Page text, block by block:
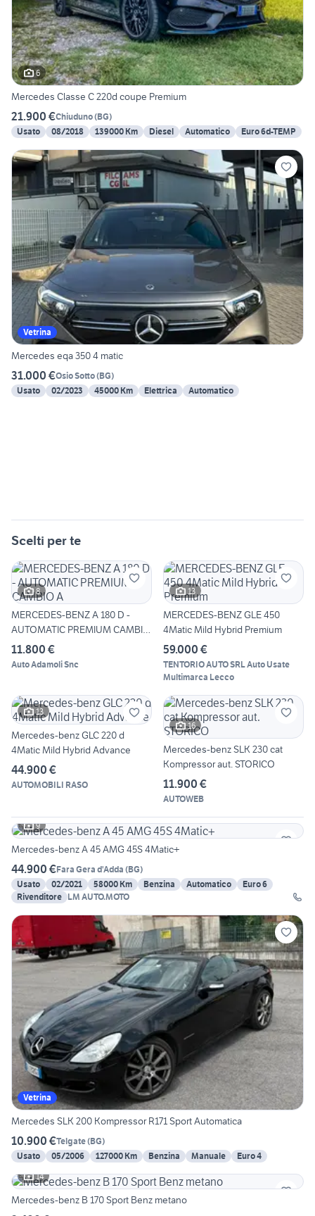
6
Mercedes Classe C 220d coupe Premium
21.900 €Chiuduno(BG)
Usato
08/2018 139000 Km Diesel Automatico Euro 6d-TEMP
Vetrina
Mercedes eqa 350 4 matic
31.000 €Osio Sotto(BG)
Usato
02/2023 45000 Km Elettrica Automatico
Scelti per te
8
MERCEDES-BENZ A 180 D -
AUTOMATIC PREMIUM CAMBIO
A
11.800 €
Auto Adamoli Snc
13
MERCEDES-BENZ GLE 450
4Matic Mild Hybrid Premium
59.000 €
TENTORIO AUTO SRL Auto Usate
Multimarca Lecco
13
Mercedes-benz GLC 220 d
4Matic Mild Hybrid Advance
44.900 €
AUTOMOBILI RASO
16
Mercedes-benz SLK 230 cat
Kompressor aut. STORICO
11.900 €
AUTOWEB
9
Mercedes-benz A 45 AMG 45S 4Matic+
44.900 €Fara Gera d'Adda (BG)
Usato
02/2021 58000 Km Benzina Automatico
Euro 6
Rivenditore LM AUTO.MOTO
Vetrina
Mercedes SLK 200 Kompressor R171 Sport Automatica
10.900 €Telgate(BG)
Usato
05/2006 127000 Km Benzina Manuale
Euro 4
14
Mercedes-benz B 170 Sport Benz metano